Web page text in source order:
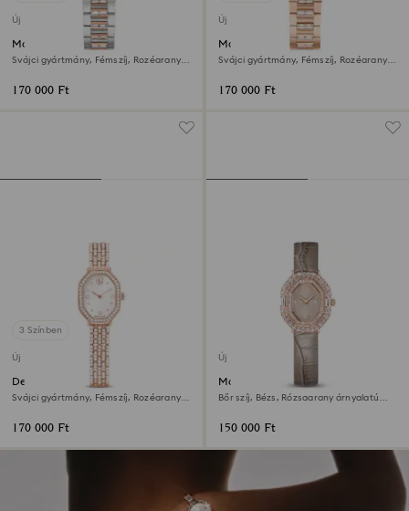
Új
Matrix date óra
Svájci gyártmány, Fémszíj, Rozéarany
170 000 Ft
Új
Matrix date óra
Svájci gyártmány, Fémszíj, Rozéarany
170 000 Ft
3 Színben
Új
Dextera octagon óra
Svájci gyártmány, Fémszíj, Rozéarany
170 000 Ft
Új
Matrix octagon óra
Bőr szíj, Bézs, Rózsaarany árnyalatú
150 000 Ft